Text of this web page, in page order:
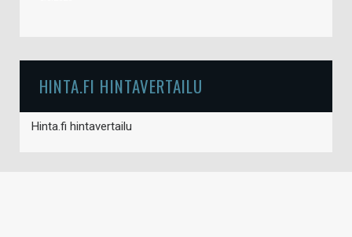
HINTA.FI HINTAVERTAILU
Hinta.fi hintavertailu